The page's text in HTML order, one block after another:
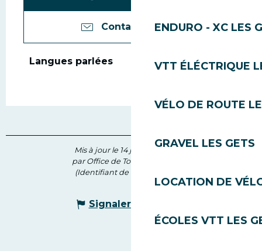
ENDURO - XC LES
VTT ÉLÉCTRIQUE
VÉLO DE ROUTE
GRAVEL LES GETS
LOCATION DE
ÉCOLES VTT LES
Contactez-nous
Langues parlées
Langues parlées
Mis à jour le 14 juin 2026 à 11:36
par Office de Tourisme des Gets
(Identifiant de l'offre :
Signaler une erreur